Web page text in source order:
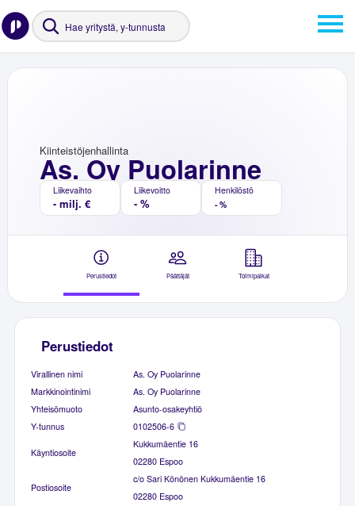
As. Oy Puolarinne
Kiinteistöjenhallinta
Liikevaihto
- milj. €
Liikevoitto
- %
Henkilöstö
- %
Perustiedot Päättäjät Toimipaikat
Perustiedot
Virallinen nimi
As. Oy Puolarinne
Markkinointinimi
As. Oy Puolarinne
Yhteisömuoto
Asunto-osakeyhtiö
Y-tunnus
0102506-6
Käyntiosoite
Kukkumäentie 16
02280 Espoo
Postiosoite
c/o Sari Könönen Kukkumäentie 16
02280 Espoo